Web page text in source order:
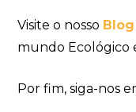
Visite o nosso Blog
mundo Ecológico
Por fim, siga-nos